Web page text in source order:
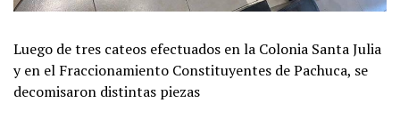
Luego de tres cateos efectuados en la Colonia Santa Julia
y en el Fraccionamiento Constituyentes de Pachuca, se
decomisaron distintas piezas